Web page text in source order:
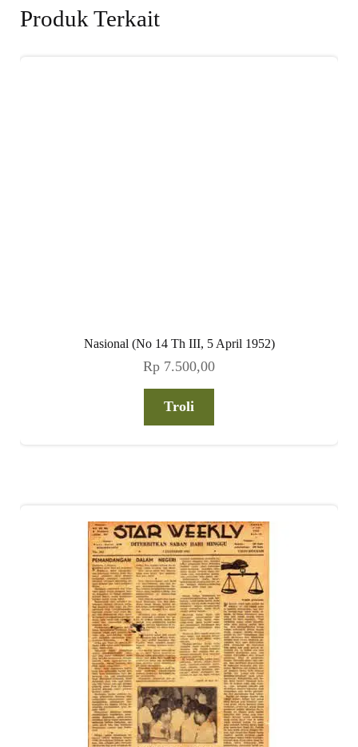
Produk Terkait
Nasional (No 14 Th III, 5 April 1952)
Rp 7.500,00
Troli